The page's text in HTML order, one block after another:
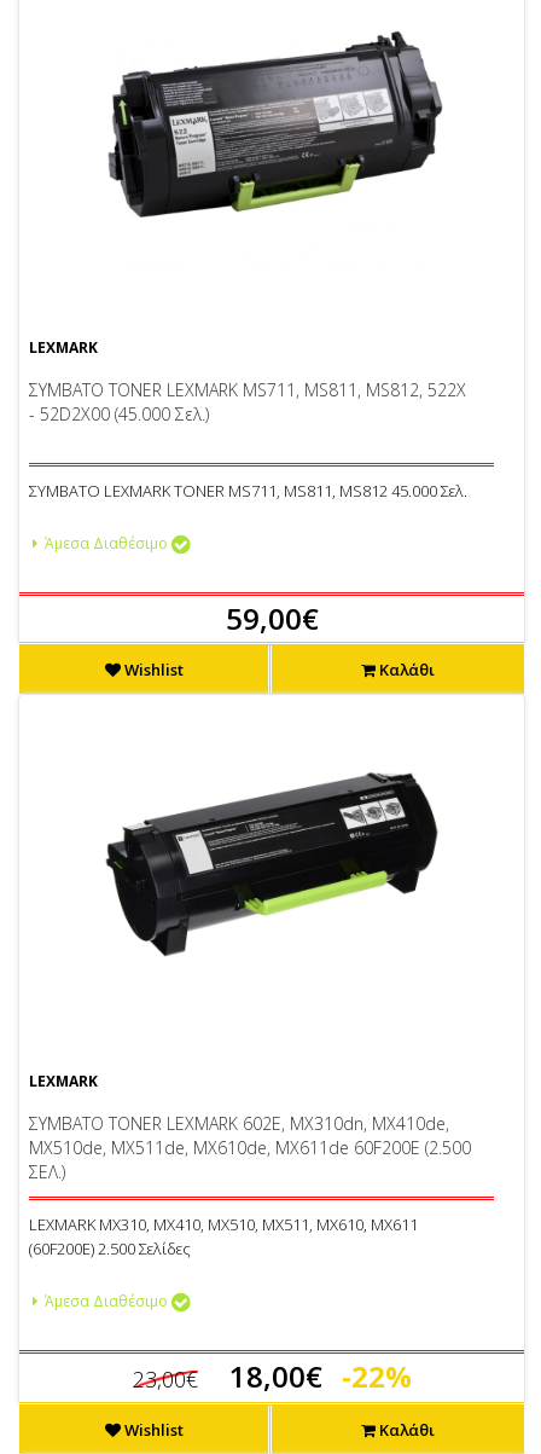
LEXMARK
ΣΥΜΒΑΤΟ TONER LEXMARK MS711, MS811, MS812, 522X
- 52D2X00 (45.000 Σελ.)
ΣΥΜΒΑΤΟ LEXMARK TONER MS711, MS811, MS812 45.000 Σελ.
Άμεσα Διαθέσιμο
59,00€
Wishlist Καλάθι
LEXMARK
ΣΥΜΒΑΤΟ TONER LEXMARK 602E, MX310dn, MX410de,
MX510de, MX511de, MX610de, MX611de 60F200E (2.500
ΣΕΛ.)
LEXMARK MX310, MX410, MX510, MX511, MX610, MX611
(60F200E) 2.500 Σελίδες
Άμεσα Διαθέσιμο
23,00€ 18,00€ -22%
Wishlist Καλάθι